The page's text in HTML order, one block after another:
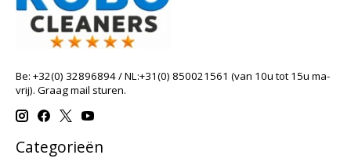
Be: +32(0) 32896894 / NL:+31(0) 850021561 (van 10u tot 15u ma-
vrij). Graag mail sturen.
Categorieën